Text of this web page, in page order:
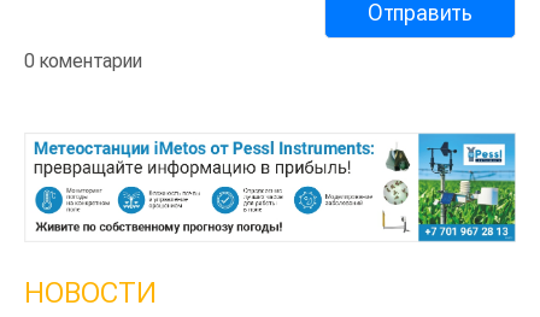
0 коментарии
НОВОСТИ